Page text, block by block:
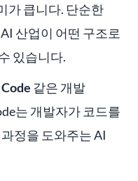
가 큽니다. 단순한
산업이 어떤 구조로
있습니다.
같은 개발
는 개발자가 코드를
정을 도와주는 AI